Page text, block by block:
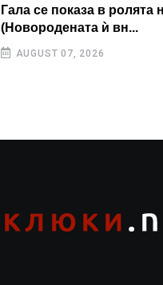
Гала се показа в ролята
(Новородената ѝ вн...
AUGUST 07, 2026